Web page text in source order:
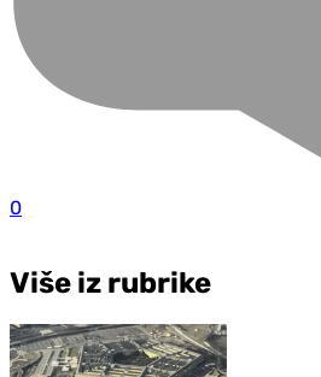
0
Više iz rubrike